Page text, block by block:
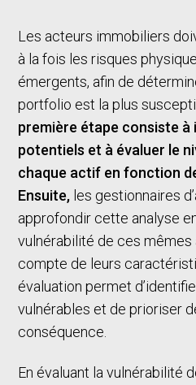
Les acteurs immobiliers
à la fois les risques
émergents, afin de
portfolio est la plus
première étape consiste à
potentiels et à évaluer le
chaque actif en fonction
Ensuite, les gestionnaires
approfondir cette analyse
vulnérabilité de ces mêmes
compte de leurs
évaluation permet
vulnérables et de prioriser
conséquence.
En évaluant la vulnérabilité